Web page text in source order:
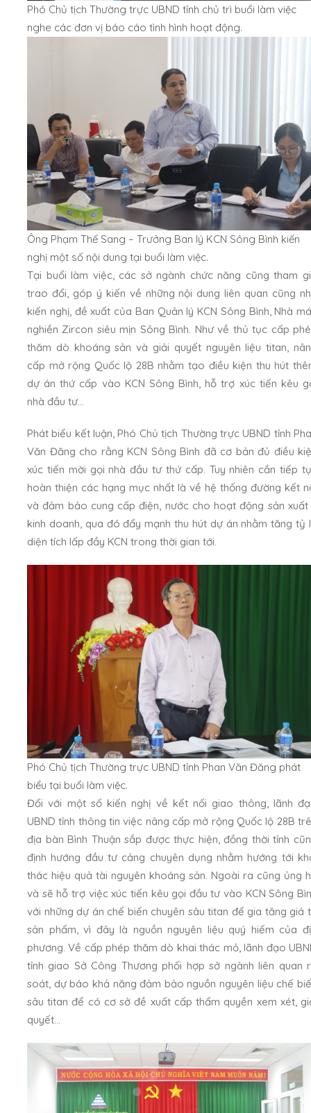
Phó Chủ tịch Thường trực UBND tỉnh chủ trì buổi làm việc
nghe các đơn vị báo cáo tình hình hoạt động.
Ông Phạm Thế Sang – Trưởng Ban lý KCN Sông Bình kiến
nghị một số nội dung tại buổi làm việc.
Tại buổi làm việc, các sở ngành chức năng cũng tham
trao đổi, góp ý kiến về những nội dung liên quan cũng
kiến nghị, đề xuất của Ban Quản lý KCN Sông Bình, Nhà
nghiền Zircon siêu mịn Sông Bình. Như về thủ tục cấp
thăm dò khoáng sản và giải quyết nguyên liệu titan,
cấp mở rộng Quốc lộ 28B nhằm tạo điều kiện thu hút
dự án thứ cấp vào KCN Sông Bình, hỗ trợ xúc tiến kêu
nhà đầu tư…
Phát biểu kết luận, Phó Chủ tịch Thường trực UBND tỉnh
Văn Đăng cho rằng KCN Sông Bình đã cơ bản đủ điều
xúc tiến mời gọi nhà đầu tư thứ cấp. Tuy nhiên cần tiếp
hoàn thiện các hạng mục nhất là về hệ thống đường kết
và đảm bảo cung cấp điện, nước cho hoạt động sản xuất
kinh doanh, qua đó đẩy mạnh thu hút dự án nhằm tăng tỷ
diện tích lấp đầy KCN trong thời gian tới.
Phó Chủ tịch Thường trực UBND tỉnh Phan Văn Đăng phát
biểu tại buổi làm việc.
Đối với một số kiến nghị về kết nối giao thông, lãnh
UBND tỉnh thông tin việc nâng cấp mở rộng Quốc lộ 28B
địa bàn Bình Thuận sắp được thực hiện, đồng thời tỉnh
định hướng đầu tư cảng chuyên dụng nhằm hướng tới
thác hiệu quả tài nguyên khoáng sản. Ngoài ra cũng ủng
và sẽ hỗ trợ việc xúc tiến kêu gọi đầu tư vào KCN Sông
với những dự án chế biến chuyên sâu titan để gia tăng giá
sản phẩm, vì đây là nguồn nguyên liệu quý hiếm của
phương. Về cấp phép thăm dò khai thác mỏ, lãnh đạo
tỉnh giao Sở Công Thương phối hợp sở ngành liên quan
soát, dự báo khả năng đảm bảo nguồn nguyên liệu chế
sâu titan để có cơ sở đề xuất cấp thẩm quyền xem xét,
quyết…